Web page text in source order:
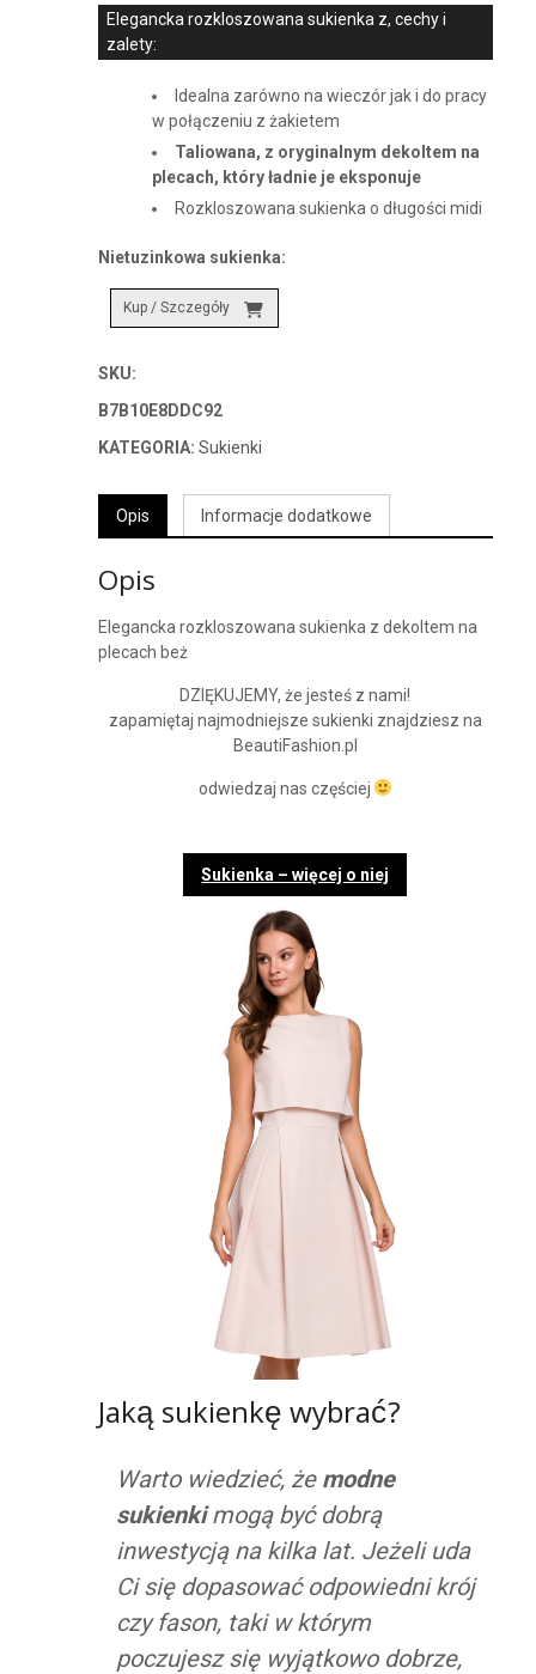
Elegancka rozkloszowana sukienka z, cechy i
zalety:
Idealna zarówno na wieczór jak i do pracy
w połączeniu z żakietem
Taliowana, z oryginalnym dekoltem na
plecach, który ładnie je eksponuje
Rozkloszowana sukienka o długości midi
Nietuzinkowa sukienka:
Kup / Szczegóły
SKU:
B7B10E8DDC92
KATEGORIA: Sukienki
Opis Informacje dodatkowe
Opis
Elegancka rozkloszowana sukienka z dekoltem na
plecach beż
DZIĘKUJEMY, że jesteś z nami!
zapamiętaj najmodniejsze sukienki znajdziesz na
BeautiFashion.pl
odwiedzaj nas częściej
Sukienka – więcej o niej
Jaką sukienkę wybrać?
Warto wiedzieć, że modne
sukienkimogą być dobrą
inwestycją na kilka lat. Jeżeli uda
Ci się dopasować odpowiedni krój
czy fason, taki w którym
poczujesz się wyjątkowo dobrze,